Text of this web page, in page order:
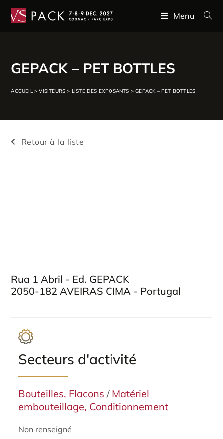
Menu
GEPACK – PET BOTTLES
ACCUEIL>VISITEURS > LISTE DES EXPOSANTS >GEPACK – PET BOTTLES
Retour à la liste
Rua 1 Abril - Ed. GEPACK
2050-182 AVEIRAS CIMA - Portugal
Secteurs d'activité
Bouteilles, Flacons/ Matériel
embouteillage, Conditionnement
Non renseigné